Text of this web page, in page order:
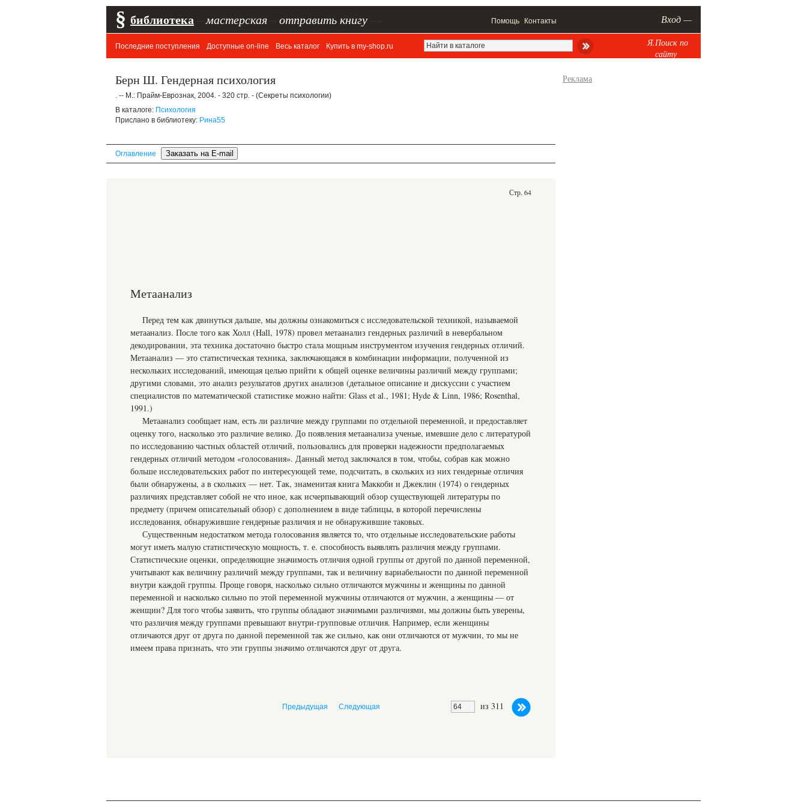
§ библиотека мастерская отправить книгу Помощь Контакты Вход —
Последние поступления Доступные on-line Весь каталог Купить в my-shop.ru
Я.Поиск по
сайту
Берн Ш. Гендерная психология
. -- М.: Прайм-Еврознак, 2004. - 320 стр. - (Секреты психологии)
В каталоге: Психология
Прислано в библиотеку: Рина55
Оглавление
Стр. 64
Метаанализ
Перед тем как двинуться дальше, мы должны ознакомиться с исследовательской техникой, называемой
метаанализ. После того как Холл (Hall, 1978) провел метаанализ гендерных различий в невербальном
декодировании, эта техника достаточно быстро стала мощным инструментом изучения гендерных отличий.
Метаанализ — это статистическая техника, заключающаяся в комбинации информации, полученной из
нескольких исследований, имеющая целью прийти к общей оценке величины различий между группами;
другими словами, это анализ результатов других анализов (детальное описание и дискуссии с участием
специалистов по математической статистике можно найти: Glass et al., 1981; Hyde & Linn, 1986; Rosenthal,
1991.)
Метаанализ сообщает нам, есть ли различие между группами по отдельной переменной, и предоставляет
оценку того, насколько это различие велико. До появления метаанализа ученые, имевшие дело с литературой
по исследованию частных областей отличий, пользовались для проверки надежности предполагаемых
гендерных отличий методом «голосования». Данный метод заключался в том, чтобы, собрав как можно
больше исследовательских работ по интересующей теме, подсчитать, в скольких из них гендерные отличия
были обнаружены, а в скольких — нет. Так, знаменитая книга Маккоби и Джеклин (1974) о гендерных
различиях представляет собой не что иное, как исчерпывающий обзор существующей литературы по
предмету (причем описательный обзор) с дополнением в виде таблицы, в которой перечислены
исследования, обнаружившие гендерные различия и не обнаружившие таковых.
Существенным недостатком метода голосования является то, что отдельные исследовательские работы
могут иметь малую статистическую мощность, т. е. способность выявлять различия между группами.
Статистические оценки, определяющие значимость отличия одной группы от другой по данной переменной,
учитывают как величину различий между группами, так и величину вариабельности по данной переменной
внутри каждой группы. Проще говоря, насколько сильно отличаются мужчины и женщины по данной
переменной и насколько сильно по этой переменной мужчины отличаются от мужчин, а женщины — от
женщин? Для того чтобы заявить, что группы обладают значимыми различиями, мы должны быть уверены,
что различия между группами превышают внутри-групповые отличия. Например, если женщины
отличаются друг от друга по данной переменной так же сильно, как они отличаются от мужчин, то мы не
имеем права признать, что эти группы значимо отличаются друг от друга.
из 311
Предыдущая Следующая
Реклама